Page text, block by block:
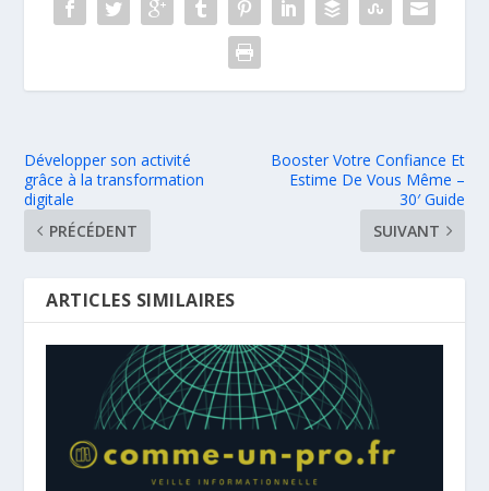
Développer son activité
grâce à la transformation
digitale
PRÉCÉDENT
Booster Votre Confiance Et
Estime De Vous Même –
30′ Guide
SUIVANT
ARTICLES SIMILAIRES